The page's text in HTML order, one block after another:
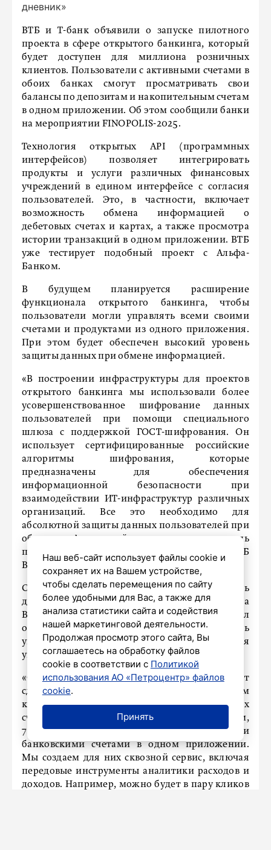
дневник»
ВТБ и Т-банк объявили о запуске пилотного
проекта в сфере открытого банкинга, который
будет доступен для миллиона розничных
клиентов. Пользователи с активными счетами в
обоих банках смогут просматривать свои
балансы по депозитам и накопительным счетам
в одном приложении. Об этом сообщили банки
на мероприятии FINOPOLIS-2025.
Технология открытых API (программных
интерфейсов) позволяет интегрировать
продукты и услуги различных финансовых
учреждений в едином интерфейсе с согласия
пользователей. Это, в частности, включает
возможность обмена информацией о
дебетовых счетах и картах, а также просмотра
истории транзакций в одном приложении. ВТБ
уже тестирует подобный проект с Альфа-
Банком.
В будущем планируется расширение
функционала открытого банкинга, чтобы
пользователи могли управлять всеми своими
счетами и продуктами из одного приложения.
При этом будет обеспечен высокий уровень
защиты данных при обмене информацией.
«В построении инфраструктуры для проектов
открытого банкинга мы использовали более
усовершенствованное шифрование данных
пользователей при помощи специального
шлюза с поддержкой ГОСТ-шифрования. Он
использует сертифицированные российские
алгоритмы шифрования, которые
предназначены для обеспечения
информационной безопасности при
взаимодействии ИТ-инфраструктур различных
организаций. Все это необходимо для
абсолютной защиты данных пользователей при
обмене информацией», – отметил заместитель
президента – председателя правления ВТБ
Вадим Кулик.
Старший вице-президент руководитель
департамента продуктов розничного бизнеса
ВТБ Алексей Охорзин заявил, что функционал
открытого банкинга позволит создать
универсальное банковское приложение для
управления всеми активными счетами.
«Функционал открытого банкинга позволяет
сделать банковское приложение единым
кошельком для просмотра всех активных
счетов и управления ими. По нашим опросам,
78% россиян хотели бы управлять всеми
банковскими счетами в одном приложении.
Мы создаем для них сквозной сервис, включая
передовые инструменты аналитики расходов и
доходов. Например, можно будет в пару кликов
Наш веб-сайт использует файлы cookie и
сохраняет их на Вашем устройстве,
чтобы сделать перемещения по сайту
более удобными для Вас, а также для
анализа статистики сайта и содействия
нашей маркетинговой деятельности.
Продолжая просмотр этого сайта, Вы
соглашаетесь на обработку файлов
cookie в соответствии с Политикой
использования АО «Петроцентр» файлов
cookie.
Принять